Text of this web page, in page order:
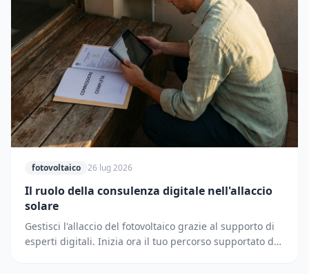
fotovoltaico 26 lug 2026
Il ruolo della consulenza digitale nell'allaccio
solare
Gestisci l'allaccio del fotovoltaico grazie al supporto di
esperti digitali. Inizia ora il tuo percorso supportato dai